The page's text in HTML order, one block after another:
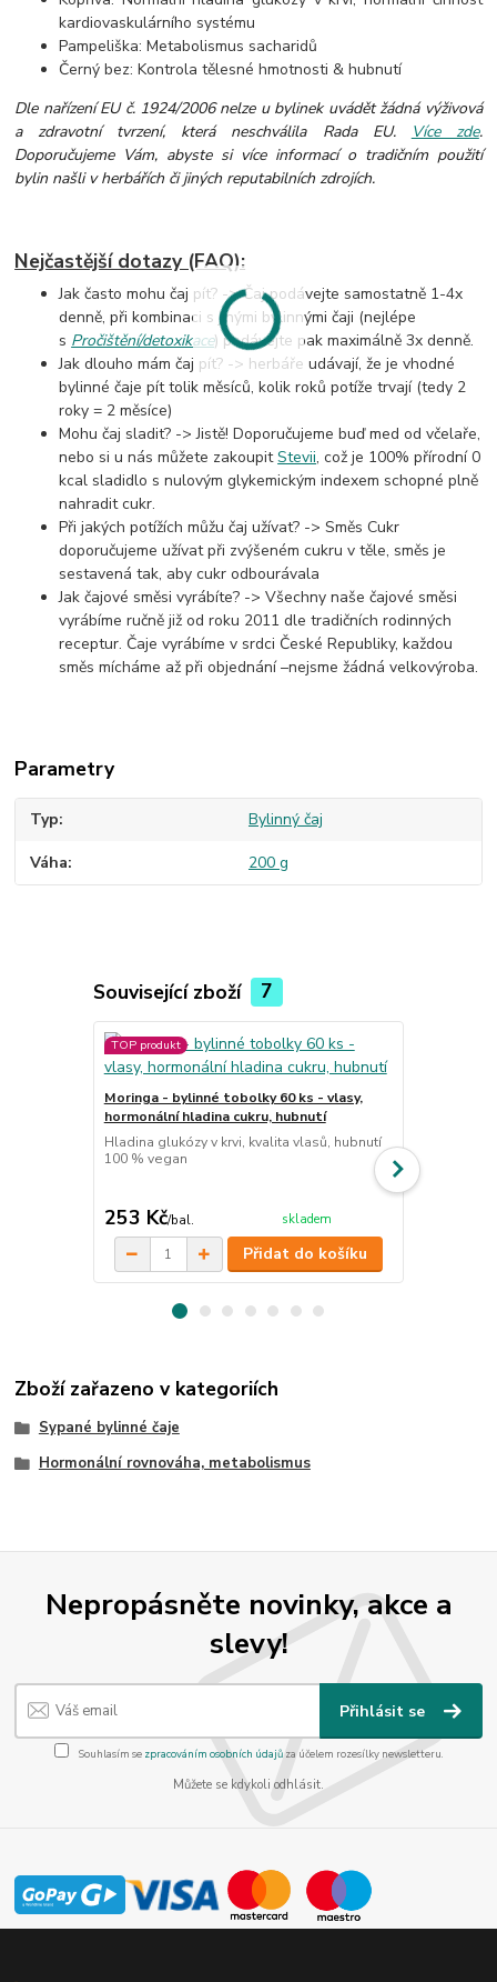
kardiovaskulárního systému
Pampeliška: Metabolismus sacharidů
Černý bez: Kontrola tělesné hmotnosti & hubnutí
Dle nařízení EU č. 1924/2006 nelze u bylinek uvádět žádná výživová
a zdravotní tvrzení, která neschválila Rada EU.
Více zde.
Doporučujeme Vám, abyste si více informací o tradičním použití
bylin našli v herbářích či jiných reputabilních zdrojích.
Nejčastější dotazy (FAQ):
Jak často mohu čaj pít? -> Čaj podávejte samostatně 1-4x
denně, při kombinaci s jinými bylinnými čaji (nejlépe
s Pročištění/detoxikace) podávejte pak maximálně 3x denně.
Jak dlouho mám čaj pít? -> herbáře udávají, že je vhodné
bylinné čaje pít tolik měsíců, kolik roků potíže trvají (tedy 2
roky = 2 měsíce)
Mohu čaj sladit? -> Jistě! Doporučujeme buď med od včelaře,
nebo si u nás můžete zakoupitStevii, což je 100% přírodní 0
kcal sladidlo s nulovým glykemickým indexem schopné plně
nahradit cukr.
Při jakých potížích můžu čaj užívat? -> Směs Cukr
doporučujeme užívat při zvýšeném cukru v těle, směs je
sestavená tak, aby cukr odbourávala
Jak čajové směsi vyrábíte? -> Všechny naše čajové směsi
vyrábíme ručně již od roku 2011 dle tradičních rodinných
receptur. Čaje vyrábíme v srdci České Republiky, každou
směs mícháme až při objednání –nejsme žádná velkovýroba.
Parametry
Typ Bylinný čaj
Váha 200 g
Související zboží 7
TOP produkt
Moringa - bylinné tobolky 60 ks - vlasy,
hormonální hladina cukru, hubnutí
Hladina glukózy v krvi, kvalita vlasů, hubnutí
100 % vegan
253 Kč/bal. skladem
Přidat do košíku
zvýšené
Zboží zařazeno v kategoriích
Sypané bylinné čaje
Hormonální rovnováha, metabolismus
Nepropásněte novinky, akce a
slevy!
Přihlásit se
Souhlasím se zpracováním osobních údajůza účelem rozesílky newsletteru.
Můžete se kdykoli odhlásit.